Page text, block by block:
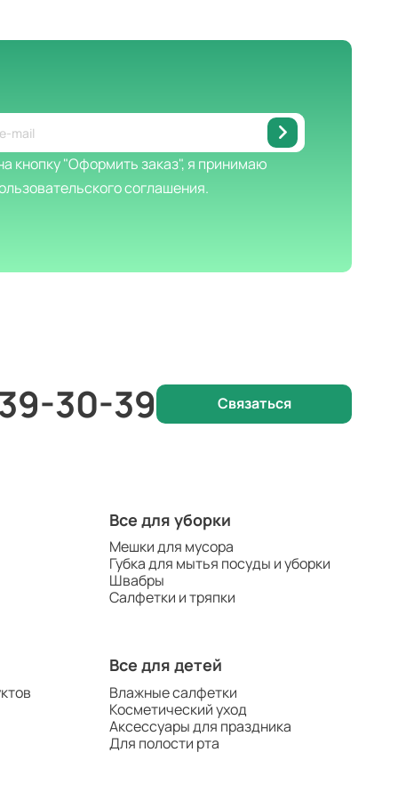
кнопку "Оформить заказ", я принимаю
соглашения.
30-39 Связаться
Все для уборки
Мешки для мусора
Губка для мытья посуды и уборки
Швабры
Салфетки и тряпки
Все для детей
Влажные салфетки
Косметический уход
Аксессуары для праздника
Для полости рта